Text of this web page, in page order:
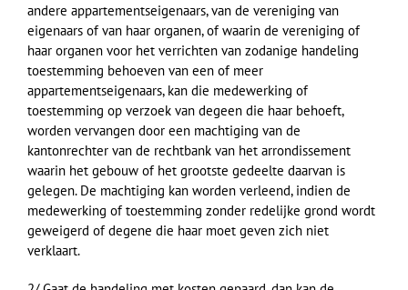
andere appartementseigenaars, van de vereniging van
eigenaars of van haar organen, of waarin de vereniging of
haar organen voor het verrichten van zodanige handeling
toestemming behoeven van een of meer
appartementseigenaars, kan die medewerking of
toestemming op verzoek van degeen die haar behoeft,
worden vervangen door een machtiging van de
kantonrechter van de rechtbank van het arrondissement
waarin het gebouw of het grootste gedeelte daarvan is
gelegen. De machtiging kan worden verleend, indien de
medewerking of toestemming zonder redelijke grond wordt
geweigerd of degene die haar moet geven zich niet
verklaart.